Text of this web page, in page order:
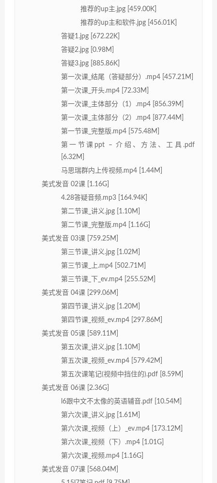
推荐的up主.jpg [459.00K]
推荐的up主和软件.jpg [456.01K]
答疑1.jpg [672.22K]
答疑2.jpg [0.98M]
答疑3.jpg [885.86K]
第一次课_结尾（答疑部分）.mp4 [457.21M]
第一次课_开头.mp4 [72.33M]
第一次课_主体部分（1）.mp4 [856.39M]
第一次课_主体部分（2）.mp4 [877.44M]
第一节课_完整版.mp4 [575.48M]
第一节课ppt – 介绍、方法、工具.pdf
[6.32M]
马思瑞群内上传视频.mp4 [1.44M]
美式发音 02课 [1.16G]
4.28答疑音频.mp3 [164.94K]
第二节课_讲义.jpg [1.10M]
第二节课_完整版.mp4 [1.16G]
美式发音 03课 [759.25M]
第三节课_讲义.jpg [1.02M]
第三节课_上.mp4 [502.71M]
第三节课_下_ev.mp4 [255.52M]
美式发音 04课 [299.06M]
第四节课_讲义.jpg [1.20M]
第四节课_视频_ev.mp4 [297.86M]
美式发音 05课 [589.11M]
第五次课_讲义.jpg [1.10M]
第五次课_视频_ev.mp4 [579.42M]
第五次课笔记(视频中挡住的).pdf [8.59M]
美式发音 06课 [2.36G]
l6跟中文不太像的英语辅音.pdf [10.54M]
第六次课_讲义.jpg [1.61M]
第六次课_视频（上）_ev.mp4 [173.12M]
第六次课_视频（下）.mp4 [1.01G]
第六次课_视频.mp4 [1.16G]
美式发音 07课 [568.04M]